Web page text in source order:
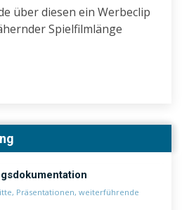
über diesen ein Werbeclip
Spielfilmlänge
Präsentationen, weiterführende